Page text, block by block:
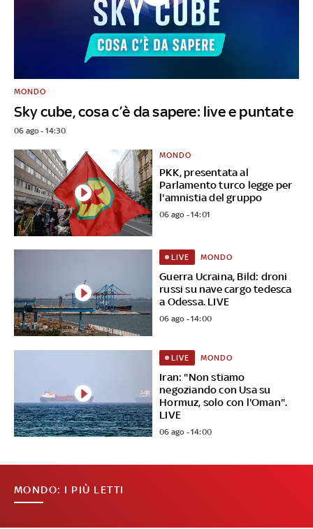
Sky cube, cosa c’è da sapere: live e puntate
MONDO
06 ago - 14:30
PKK, presentata al
Parlamento turco legge per
l'amnistia del gruppo
MONDO
06 ago - 14:01
Guerra Ucraina, Bild: droni
russi su nave cargo tedesca
a Odessa. LIVE
LIVE MONDO
06 ago - 14:00
Iran: "Non stiamo
negoziando con Usa su
Hormuz, solo con l'Oman".
LIVE
LIVE MONDO
06 ago - 14:00
MONDO: I PIÙ LETTI